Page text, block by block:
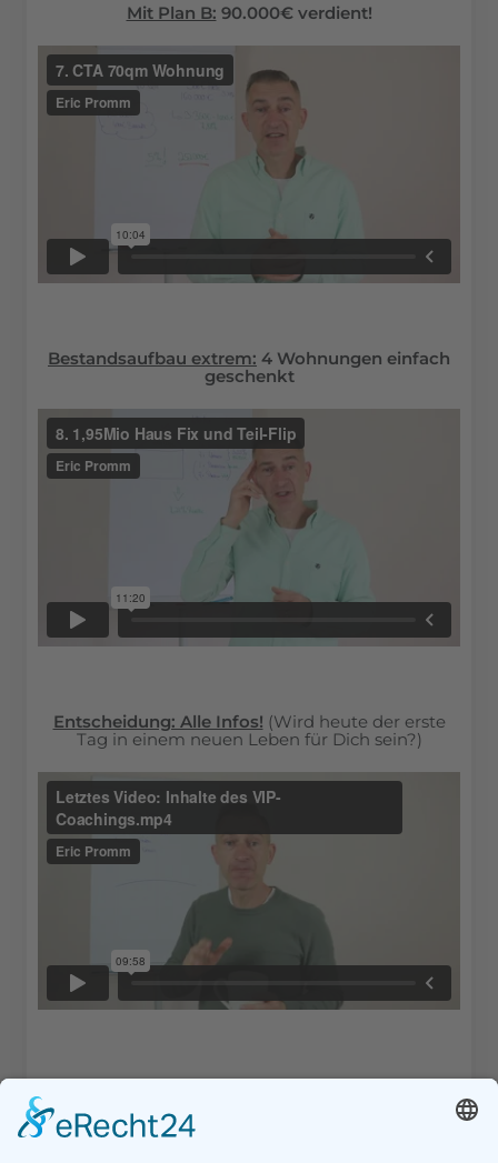
Mit Plan B: 90.000€ verdient!
Bestandsaufbau extrem: 4 Wohnungen einfach
geschenkt
Entscheidung: Alle Infos! (Wird heute der erste
Tag in einem neuen Leben für Dich sein?)